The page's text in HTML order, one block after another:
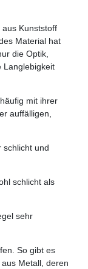
Kunststoff
Material hat
die Optik,
Langlebigkeit
mit ihrer
auffälligen,
schlicht und
schlicht als
sehr
So gibt es
Metall, deren